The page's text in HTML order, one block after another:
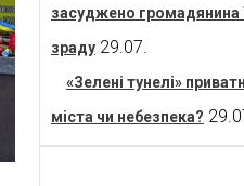
засуджено громадянина
зраду 29.07.
«Зелені тунелі»
міста чи небезпека?